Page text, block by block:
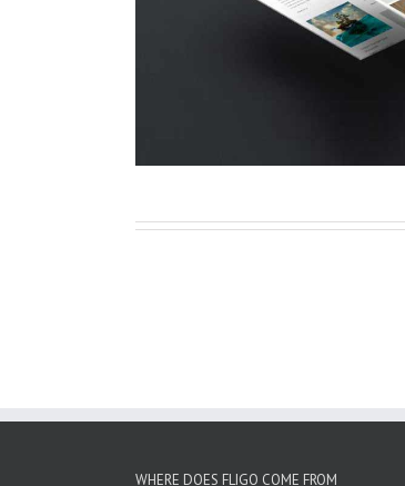
WHERE DOES FLIGO COME FROM